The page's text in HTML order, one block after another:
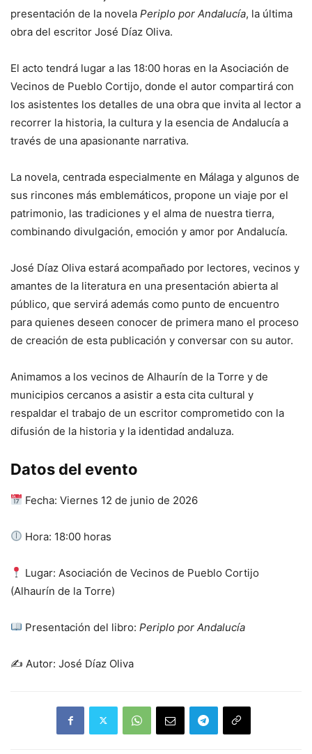
presentación de la novela Periplo por Andalucía, la última
obra del escritor José Díaz Oliva.
El acto tendrá lugar a las 18:00 horas en la Asociación de
Vecinos de Pueblo Cortijo, donde el autor compartirá con
los asistentes los detalles de una obra que invita al lector a
recorrer la historia, la cultura y la esencia de Andalucía a
través de una apasionante narrativa.
La novela, centrada especialmente en Málaga y algunos de
sus rincones más emblemáticos, propone un viaje por el
patrimonio, las tradiciones y el alma de nuestra tierra,
combinando divulgación, emoción y amor por Andalucía.
José Díaz Oliva estará acompañado por lectores, vecinos y
amantes de la literatura en una presentación abierta al
público, que servirá además como punto de encuentro
para quienes deseen conocer de primera mano el proceso
de creación de esta publicación y conversar con su autor.
Animamos a los vecinos de Alhaurín de la Torre y de
municipios cercanos a asistir a esta cita cultural y
respaldar el trabajo de un escritor comprometido con la
difusión de la historia y la identidad andaluza.
Datos del evento
Fecha: Viernes 12 de junio de 2026
Hora: 18:00 horas
Lugar: Asociación de Vecinos de Pueblo Cortijo
(Alhaurín de la Torre)
Presentación del libro:Periplo por Andalucía
✍️ Autor: José Díaz Oliva